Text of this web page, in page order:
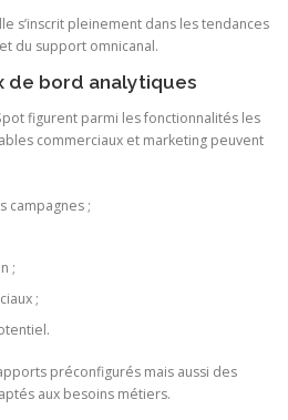
s’inscrit pleinement dans les tendances
du support omnicanal.
de bord analytiques
figurent parmi les fonctionnalités les
commerciaux et marketing peuvent
campagnes ;
;
;
préconfigurés mais aussi des
aux besoins métiers.